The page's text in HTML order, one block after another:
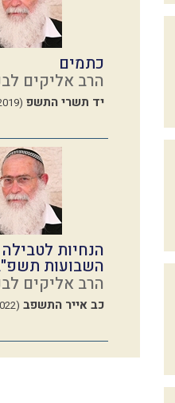
כתמים
הרב אליקים
יד תשרי התשפ (13.10.2019)
הנחיות
השבועות
הרב אליקים
כב אייר התשפב (23.05.2022)